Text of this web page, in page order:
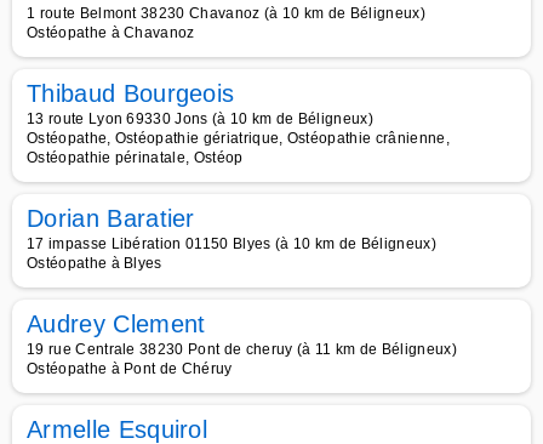
1 route Belmont 38230 Chavanoz (à 10 km de Béligneux)
Ostéopathe à Chavanoz
Thibaud Bourgeois
13 route Lyon 69330 Jons (à 10 km de Béligneux)
Ostéopathe, Ostéopathie gériatrique, Ostéopathie crânienne,
Ostéopathie périnatale, Ostéop
Dorian Baratier
17 impasse Libération 01150 Blyes (à 10 km de Béligneux)
Ostéopathe à Blyes
Audrey Clement
19 rue Centrale 38230 Pont de cheruy (à 11 km de Béligneux)
Ostéopathe à Pont de Chéruy
Armelle Esquirol